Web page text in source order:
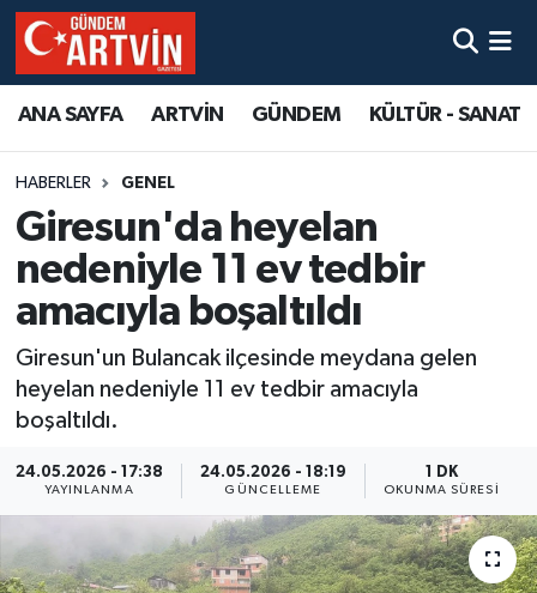
ANA SAYFA ARTVİN GÜNDEM KÜLTÜR - SANAT
HABERLER GENEL
Giresun'da heyelan
nedeniyle 11 ev tedbir
amacıyla boşaltıldı
Giresun'un Bulancak ilçesinde meydana gelen
heyelan nedeniyle 11 ev tedbir amacıyla
boşaltıldı.
24.05.2026 - 17:38
YAYINLANMA
24.05.2026 - 18:19
GÜNCELLEME
1 DK
OKUNMA SÜRESI